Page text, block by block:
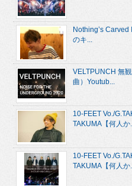
Nothing’s Carved
のキ...
VELTPUNCH 無
曲）Youtub...
10-FEET Vo./
TAKUMA【何人か
10-FEET Vo./
TAKUMA【何人か